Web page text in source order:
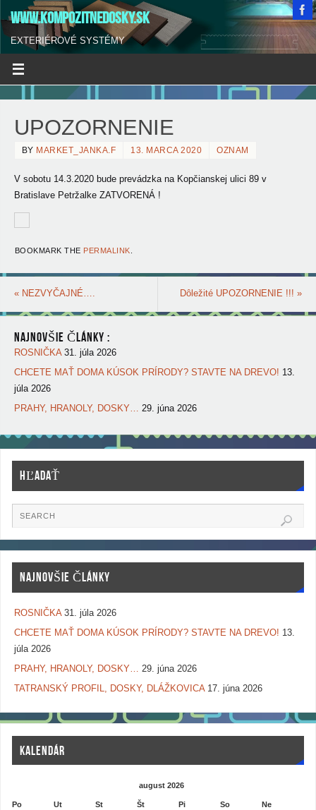
WWW.KOMPOZITNEDOSKY.SK
EXTERIÉROVÉ SYSTÉMY
UPOZORNENIE
BY MARKET_JANKA.F 13. MARCA 2020 OZNAM
V sobotu 14.3.2020 bude prevádzka na Kopčianskej ulici 89 v
Bratislave Petržalke ZATVORENÁ !
BOOKMARK THE PERMALINK
«NEZVYČAJNÉ…. Dôležité UPOZORNENIE !!!»
NAJNOVŠIE ČLÁNKY :
ROSNIČKA 31. júla 2026
CHCETE MAŤ DOMA KÚSOK PRÍRODY? STAVTE NA DREVO! 13.
júla 2026
PRAHY, HRANOLY, DOSKY…
29. júna 2026
HĽADAŤ
NAJNOVŠIE ČLÁNKY
ROSNIČKA 31. júla 2026
CHCETE MAŤ DOMA KÚSOK PRÍRODY? STAVTE NA DREVO! 13.
júla 2026
PRAHY, HRANOLY, DOSKY… 29. júna 2026
TATRANSKÝ PROFIL, DOSKY, DLÁŽKOVICA 17. júna 2026
KALENDÁR
august 2026
Po Ut St Št Pi So Ne